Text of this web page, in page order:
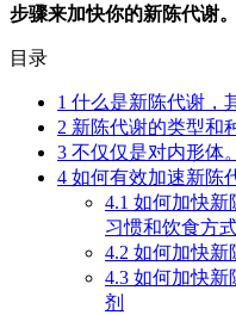
步骤来加快你的新陈代谢。
目录
1 什么是新陈代谢，
2 新陈代谢的类型和
3 不仅仅是对内形体
4 如何有效加速新陈
4.1 如何加快新
习惯和饮食方式
4.2 如何加快新
4.3 如何加快新
剂